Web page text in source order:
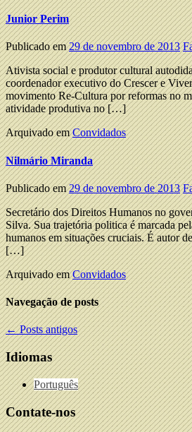
Junior Perim
Publicado em29 de novembro de 2013
Ativista social e produtor cultural
coordenador executivo do Crescer e
movimento Re-Cultura por reformas no
atividade produtiva no […]
Arquivado emConvidados
Nilmário Miranda
Publicado em29 de novembro de 2013
Secretário dos Direitos Humanos no
Silva. Sua trajetória politica é marcada
humanos em situações cruciais. É autor
[…]
Arquivado emConvidados
Navegação de posts
←Posts antigos
Idiomas
Português
Contate-nos